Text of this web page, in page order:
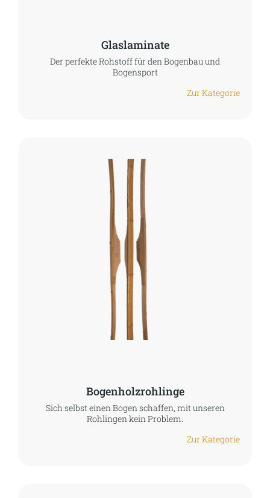
Glaslaminate
Der perfekte Rohstoff für den Bogenbau und
Bogensport
Zur Kategorie
Bogenholzrohlinge
Sich selbst einen Bogen schaffen, mit unseren
Rohlingen kein Problem.
Zur Kategorie